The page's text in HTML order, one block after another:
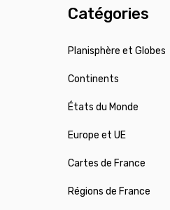
Catégories
Planisphère et Globes
Continents
États du Monde
Europe et UE
Cartes de France
Régions de France